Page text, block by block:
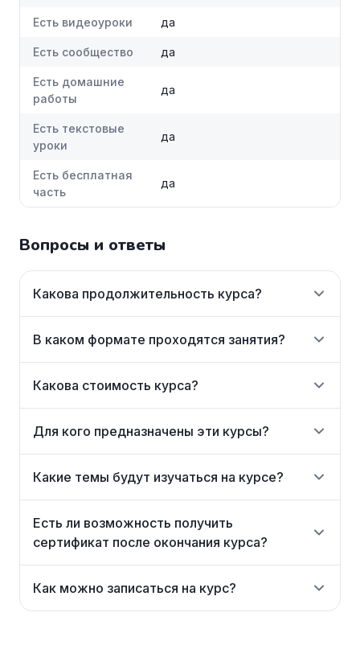
Есть видеоуроки да
Есть сообщество да
Есть домашние
работы
да
Есть текстовые
уроки
да
Есть бесплатная
часть
да
Вопросы и ответы
Какова продолжительность курса?
В каком формате проходятся занятия?
Какова стоимость курса?
Для кого предназначены эти курсы?
Какие темы будут изучаться на курсе?
Есть ли возможность получить
сертификат после окончания курса?
Как можно записаться на курс?